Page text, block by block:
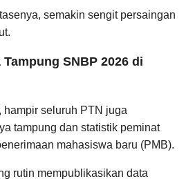
semakin sengit persaingan
SNBP 2026 di
seluruh PTN juga
tampung dan statistik peminat
mahasiswa baru (PMB).
rutin mempublikasikan data